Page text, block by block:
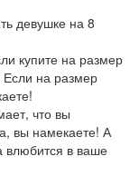
девушке на 8
купите на размер
на размер
что вы
вы намекаете! А
влюбится в ваше